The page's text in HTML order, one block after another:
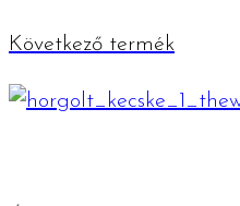
Következő termék